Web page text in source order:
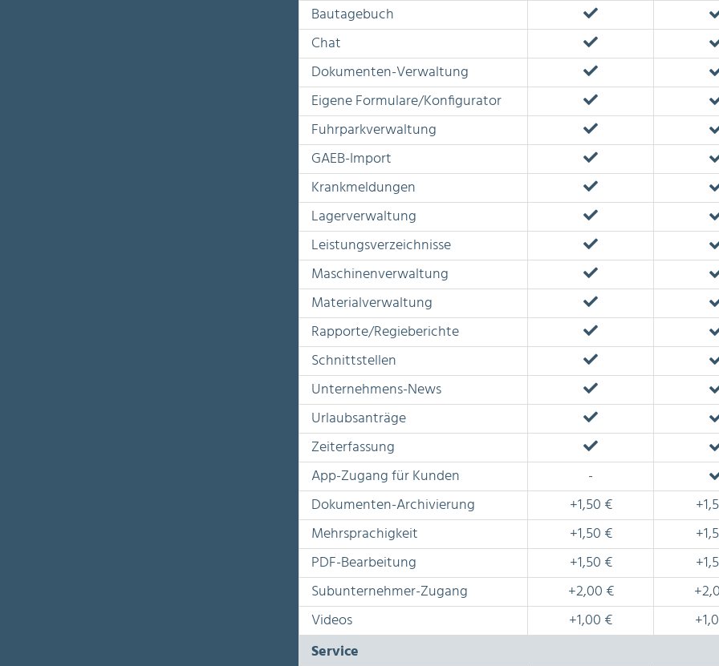
Bautagebuch
Chat
Dokumenten-Verwaltung
Eigene Formulare/Konfigurator
Fuhrparkverwaltung
GAEB-Import
Krankmeldungen
Lagerverwaltung
Leistungsverzeichnisse
Maschinenverwaltung
Materialverwaltung
Rapporte/Regieberichte
Schnittstellen
Unternehmens-News
Urlaubsanträge
Zeiterfassung
App-Zugang für Kunden
-
Dokumenten-Archivierung
+1,50 €
Mehrsprachigkeit
+1,50 €
PDF-Bearbeitung
+1,50 €
Subunternehmer-Zugang
+2,00 €
Videos
+1,00 €
Service